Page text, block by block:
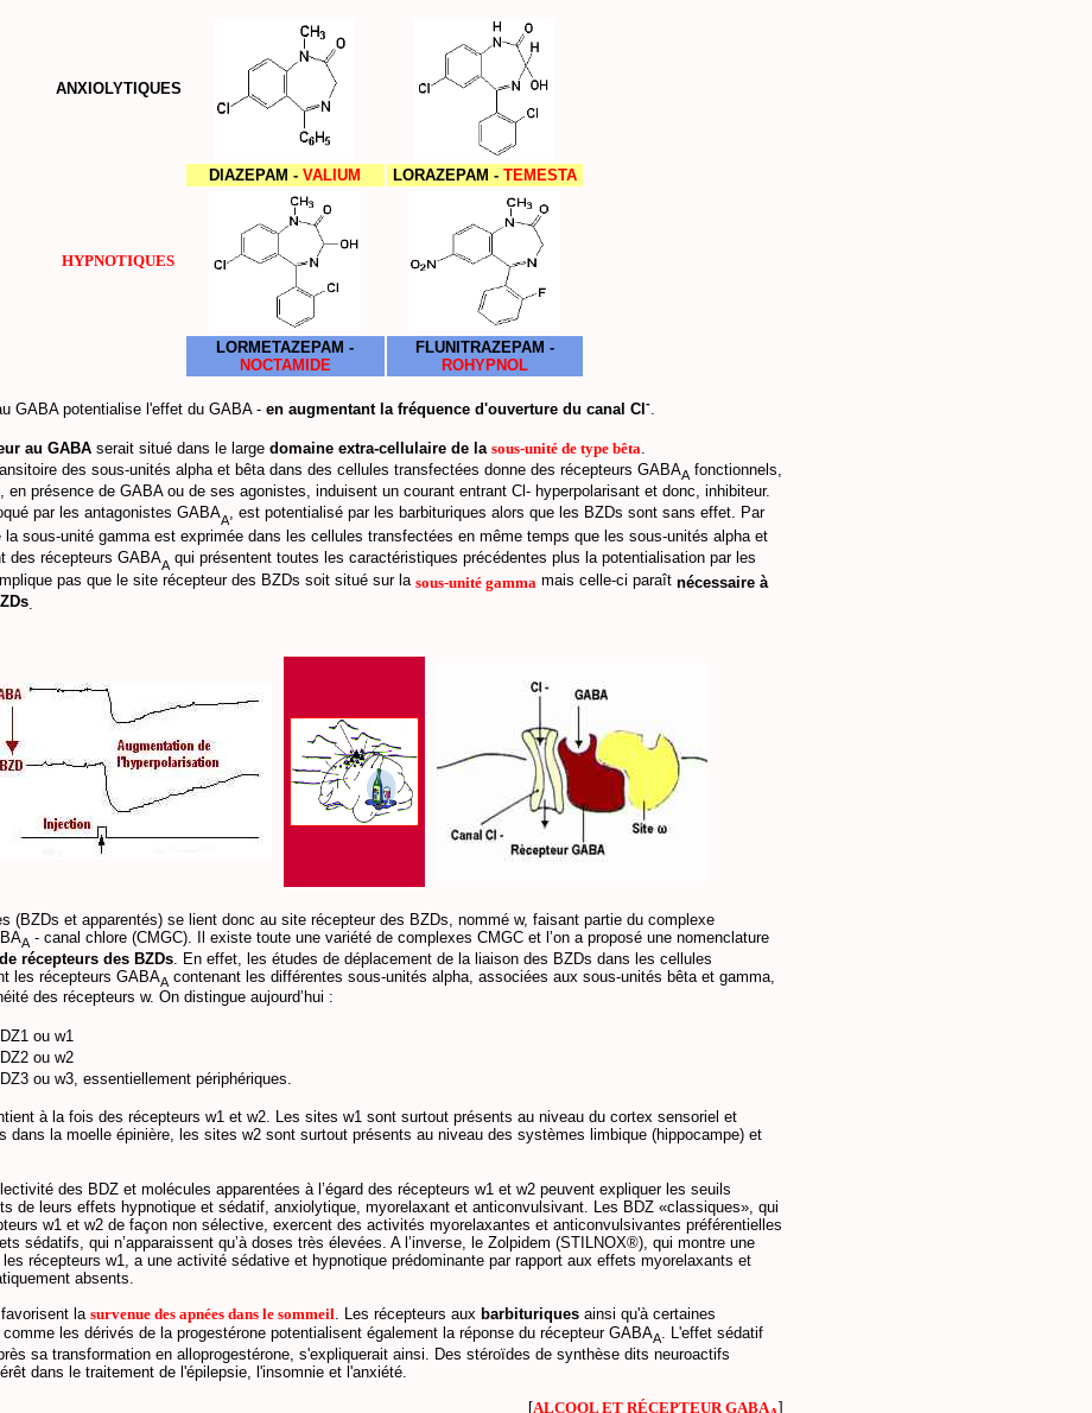
ANXIOLYTIQUES
DIAZEPAM - VALIUM LORAZEPAM - TEMESTA
HYPNOTIQUES
LORMETAZEPAM -
NOCTAMIDE
FLUNITRAZEPAM -
ROHYPNOL
GABA potentialise l'effet du GABA - en augmentant la fréquence d'ouverture du canal Cl -.
au GABA serait situé dans le large domaine extra-cellulaire de la sous-unité de type bêta.
des sous-unités alpha et bêta dans des cellules transfectées donne des récepteurs GABAA fonctionnels,
en présence de GABA ou de ses agonistes, induisent un courant entrant Cl- hyperpolarisant et donc, inhibiteur.
par les antagonistes GABAA, est potentialisé par les barbituriques alors que les BZDs sont sans effet. Par
la sous-unité gamma est exprimée dans les cellules transfectées en même temps que les sous-unités alpha et
des récepteurs GABAA qui présentent toutes les caractéristiques précédentes plus la potentialisation par les
pas que le site récepteur des BZDs soit situé sur la sous-unité gamma mais celle-ci paraît nécessaire à
.
(BZDs et apparentés) se lient donc au site récepteur des BZDs, nommé w, faisant partie du complexe
A - canal chlore (CMGC). Il existe toute une variété de complexes CMGC et l’on a proposé une nomenclature
récepteurs des BZDs . En effet, les études de déplacement de la liaison des BZDs dans les cellules
les récepteurs GABAA contenant les différentes sous-unités alpha, associées aux sous-unités bêta et gamma,
des récepteurs w. On distingue aujourd’hui :
ou w1
ou w2
ou w3, essentiellement périphériques.
à la fois des récepteurs w1 et w2. Les sites w1 sont surtout présents au niveau du cortex sensoriel et
dans la moelle épinière, les sites w2 sont surtout présents au niveau des systèmes limbique (hippocampe) et
des BDZ et molécules apparentées à l’égard des récepteurs w1 et w2 peuvent expliquer les seuils
de leurs effets hypnotique et sédatif, anxiolytique, myorelaxant et anticonvulsivant. Les BDZ «classiques», qui
w1 et w2 de façon non sélective, exercent des activités myorelaxantes et anticonvulsivantes préférentielles
sédatifs, qui n’apparaissent qu’à doses très élevées. A l’inverse, le Zolpidem (STILNOX®), qui montre une
récepteurs w1, a une activité sédative et hypnotique prédominante par rapport aux effets myorelaxants et
absents.
lasurvenue des apnées dans le sommeil. Les récepteurs aux barbituriques ainsi qu'à certaines
comme les dérivés de la progestérone potentialisent également la réponse du récepteur GABAA. L'effet sédatif
sa transformation en alloprogestérone, s'expliquerait ainsi. Des stéroïdes de synthèse dits neuroactifs
dans le traitement de l'épilepsie, l'insomnie et l'anxiété.
[ALCOOL ET RÉCEPTEUR GABA ]